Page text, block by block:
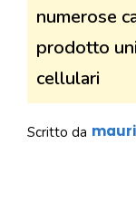
numerose
prodotto
cellulari
Scritto da mauri